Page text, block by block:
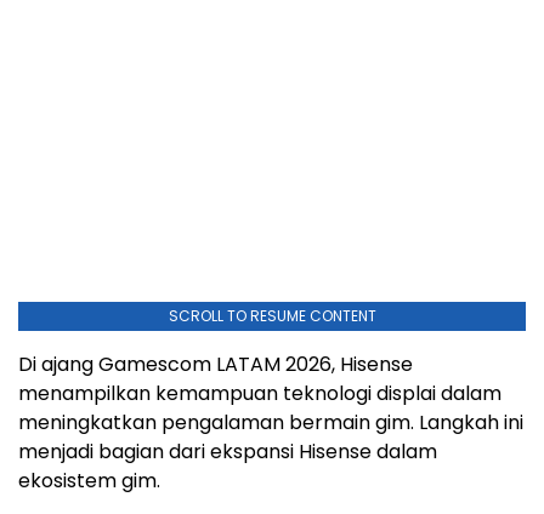
SCROLL TO RESUME CONTENT
Di ajang Gamescom LATAM 2026, Hisense
menampilkan kemampuan teknologi displai dalam
meningkatkan pengalaman bermain gim. Langkah ini
menjadi bagian dari ekspansi Hisense dalam
ekosistem gim.